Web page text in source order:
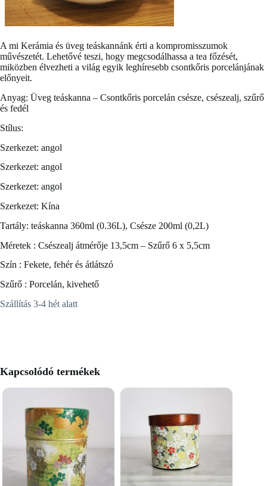
A mi Kerámia és üveg teáskannánk érti a kompromisszumok
művészetét. Lehetővé teszi, hogy megcsodálhassa a tea főzését,
miközben élvezheti a világ egyik leghíresebb csontkőris porcelánjának
előnyeit.
Anyag: Üveg teáskanna – Csontkőris porcelán csésze, csészealj, szűrő
és fedél
Stílus:
Szerkezet: angol
Szerkezet: angol
Szerkezet: angol
Szerkezet: Kína
Tartály: teáskanna 360ml (0.36L), Csésze 200ml (0,2L)
Méretek : Csészealj átmérője 13,5cm – Szűrő 6 x 5,5cm
Szín : Fekete, fehér és átlátszó
Szűrő : Porcelán, kivehető
Szállítás 3-4 hét alatt
Kapcsolódó termékek